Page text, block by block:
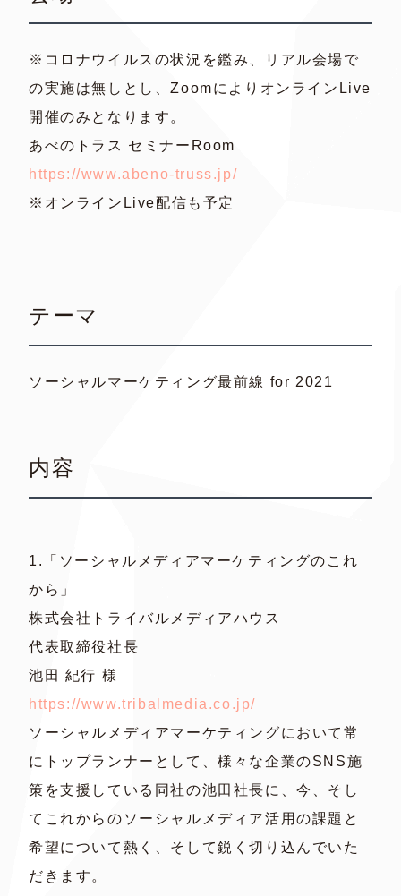
※コロナウイルスの状況を鑑み、リアル会場で
の実施は無しとし、ZoomによりオンラインLive
開催のみとなります。
あべのトラス セミナーRoom
https://www.abeno-truss.jp/
※オンラインLive配信も予定
テーマ
ソーシャルマーケティング最前線 for 2021
内容
1.「ソーシャルメディアマーケティングのこれ
から」
株式会社トライバルメディアハウス
代表取締役社長
池田 紀行 様
https://www.tribalmedia.co.jp/
ソーシャルメディアマーケティングにおいて常
にトップランナーとして、様々な企業のSNS施
策を支援している同社の池田社長に、今、そし
てこれからのソーシャルメディア活用の課題と
希望について熱く、そして鋭く切り込んでいた
だきます。